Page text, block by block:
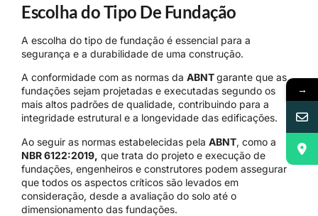
Escolha do Tipo De Fundação
A escolha do tipo de fundação é essencial para a
segurança e a durabilidade de uma construção.
A conformidade com as normas da ABNTgarante que as
fundações sejam projetadas e executadas segundo os
mais altos padrões de qualidade, contribuindo para a
integridade estrutural e a longevidade das edificações.
Ao seguir as normas estabelecidas pela ABNT, como a
NBR 6122:2019, que trata do projeto e execução de
fundações, engenheiros e construtores podem assegurar
que todos os aspectos críticos são levados em
consideração, desde a avaliação do solo até o
dimensionamento das fundações.
→